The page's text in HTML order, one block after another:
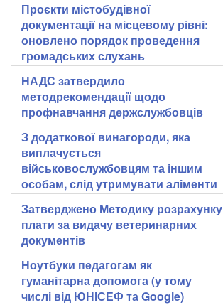
Проєкти містобудівної
документації на місцевому рівні:
оновлено порядок проведення
громадських слухань
НАДС затвердило
методрекомендації щодо
профнавчання держслужбовців
З додаткової винагороди, яка
виплачується
військовослужбовцям та іншим
особам, слід утримувати аліменти
Затверджено Методику розрахунку
плати за видачу ветеринарних
документів
Ноутбуки педагогам як
гуманітарна допомога (у тому
числі від ЮНІСЕФ та Google)